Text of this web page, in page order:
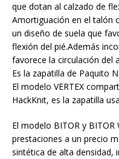
que dotan al calzado de
Amortiguación en el talón
un diseño de suela que
flexión del pié.Además
favorece la circulación del
Es la zapatilla de Paquito
El modelo VERTEX
HackKnit, es la zapatilla
El modelo BITOR y
prestaciones a un precio
sintética de alta densidad,